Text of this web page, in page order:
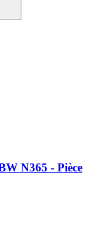
N365 - Pièce